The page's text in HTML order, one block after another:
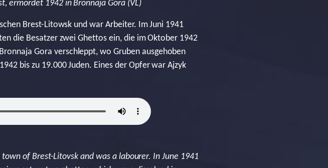
ermordet 1942 in Bronnaja Gora (VL)
Brest-Litowsk und war Arbeiter. Im Juni 1941
die Besatzer zwei Ghettos ein, die im Oktober 1942
Gora verschleppt, wo Gruben ausgehoben
bis zu 19.000 Juden. Eines der Opfer war Ajzyk
of Brest-Litovsk and was a labourer. In June 1941